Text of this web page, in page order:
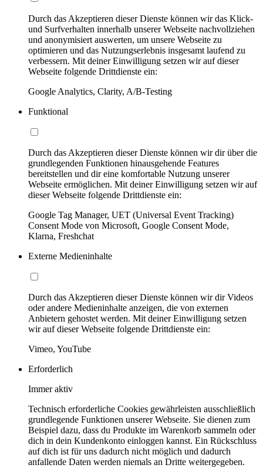
Durch das Akzeptieren dieser Dienste können wir das Klick-
und Surfverhalten innerhalb unserer Webseite nachvollziehen
und anonymisiert auswerten, um unsere Webseite zu
optimieren und das Nutzungserlebnis insgesamt laufend zu
verbessern. Mit deiner Einwilligung setzen wir auf dieser
Webseite folgende Drittdienste ein:
Google Analytics, Clarity, A/B-Testing
Funktional
Durch das Akzeptieren dieser Dienste können wir dir über die
grundlegenden Funktionen hinausgehende Features
bereitstellen und dir eine komfortable Nutzung unserer
Webseite ermöglichen. Mit deiner Einwilligung setzen wir auf
dieser Webseite folgende Drittdienste ein:
Google Tag Manager, UET (Universal Event Tracking)
Consent Mode von Microsoft, Google Consent Mode,
Klarna, Freshchat
Externe Medieninhalte
Durch das Akzeptieren dieser Dienste können wir dir Videos
oder andere Medieninhalte anzeigen, die von externen
Anbietern gehostet werden. Mit deiner Einwilligung setzen
wir auf dieser Webseite folgende Drittdienste ein:
Vimeo, YouTube
Erforderlich
Immer aktiv
Technisch erforderliche Cookies gewährleisten ausschließlich
grundlegende Funktionen unserer Webseite. Sie dienen zum
Beispiel dazu, dass du Produkte im Warenkorb sammeln oder
dich in dein Kundenkonto einloggen kannst. Ein Rückschluss
auf dich ist für uns dadurch nicht möglich und dadurch
anfallende Daten werden niemals an Dritte weitergegeben.